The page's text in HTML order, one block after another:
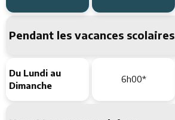
Pendant les vacances scolaires
Du Lundi au
Dimanche
6h00*